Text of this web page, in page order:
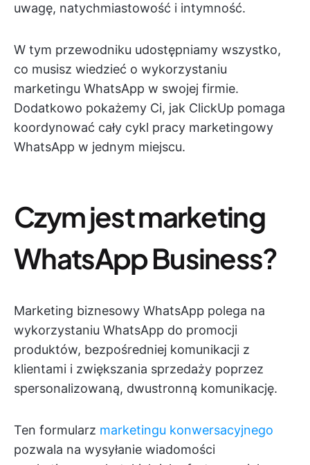
uwagę, natychmiastowość i intymność.
W tym przewodniku udostępniamy wszystko,
co musisz wiedzieć o wykorzystaniu
marketingu WhatsApp w swojej firmie.
Dodatkowo pokażemy Ci, jak ClickUp pomaga
koordynować cały cykl pracy marketingowy
WhatsApp w jednym miejscu.
Czym jest marketing
WhatsApp Business?
Marketing biznesowy WhatsApp polega na
wykorzystaniu WhatsApp do promocji
produktów, bezpośredniej komunikacji z
klientami i zwiększania sprzedaży poprzez
spersonalizowaną, dwustronną komunikację.
Ten formularz marketingu konwersacyjnego
pozwala na wysyłanie wiadomości